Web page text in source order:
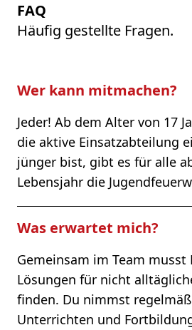
FAQ
Häufig gestellte Fragen.
Wer kann mitmachen?
Jeder! Ab dem Alter von 17
die aktive Einsatzabteilung
jünger bist, gibt es für alle
Lebensjahr die
Was erwartet mich?
Gemeinsam im Team musst
Lösungen für nicht
finden. Du nimmst
Unterrichten und